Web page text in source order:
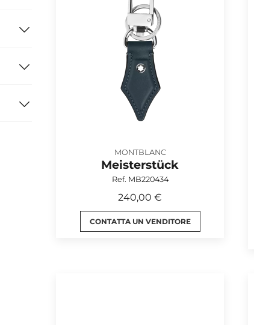
MONTBLANC
Meisterstück
Ref. MB220434
240,00 €
CONTATTA UN VENDITORE